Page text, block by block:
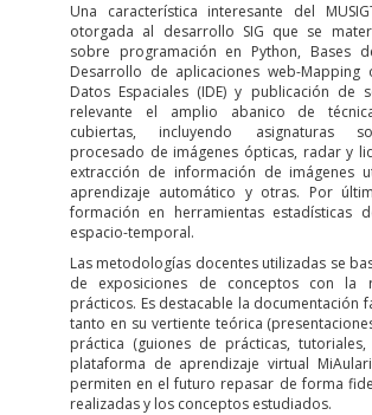
Una característica interesante del
otorgada al desarrollo SIG que se
sobre programación en Python, Bases
Desarrollo de aplicaciones web-Mapping
Datos Espaciales (IDE) y publicación de
relevante el amplio abanico de
cubiertas, incluyendo asignaturas
procesado de imágenes ópticas, radar y
extracción de información de imágenes
aprendizaje automático y otras. Por
formación en herramientas estadísticas
espacio-temporal.
Las metodologías docentes utilizadas se
de exposiciones de conceptos con la
prácticos. Es destacable la documentación
tanto en su vertiente teórica
práctica (guiones de prácticas,
plataforma de aprendizaje virtual
permiten en el futuro repasar de forma
realizadas y los conceptos estudiados.